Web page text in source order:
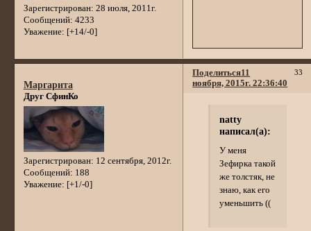
Зарегистрирован: 28 июля, 2011г.
Сообщений: 4233
Уважение: [+14/-0]
Поделиться 33
11
ноября, 2015г. 22:36:40
Маргарита
Друг СфинКо
Зарегистрирован: 12 сентября, 2012г.
Сообщений: 188
Уважение: [+1/-0]
natty
написал(а):
У меня
Зефирка такой
же толстяк, не
знаю, как его
уменьшить ((